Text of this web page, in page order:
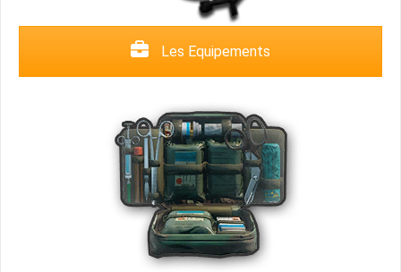
Les Equipements